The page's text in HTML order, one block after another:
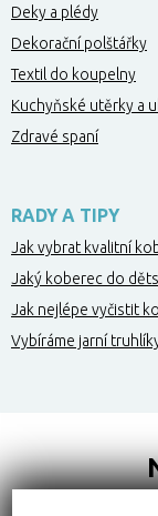
Deky a plédy
Dekorační polštářky
Textil do koupelny
Kuchyňské utěrky a
Zdravé spaní
RADY A TIPY
Jak vybrat kvalitní
Jaký koberec do
Jak nejlépe vyčistit
Vybíráme jarní